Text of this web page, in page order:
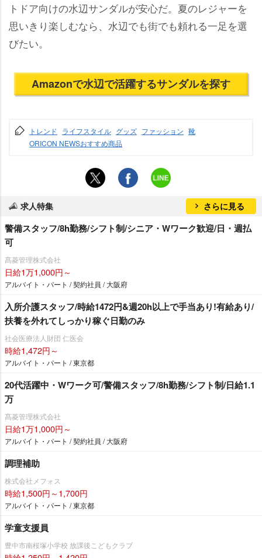
トドア向けの水辺サンダルが安心だ。夏のレジャーを
思いきり楽しむなら、水辺でも街でも頼れる一足を選
びたい。
Amazonで水辺で活躍するサンダルを探す
トレンド ライフスタイル グッズ ファッション 靴
ORICON NEWSおすすめ商品
求人特集 さらに見る
警備スタッフ/8h勤務/シフト制/シニア・Wワーク歓迎/日・週払
可
髙菱管理株式会社
日給1万1,000円～
アルバイト・パート / 契約社員 / 大阪府
入所介護スタッフ/時給1472円&週20h以上で手当あり!有給あり/
扶養を外れてしっかり稼ぐ日勤のみ
社会医療法人財団 仁医会
時給1,472円～
アルバイト・パート / 東京都
20代活躍中・Wワーク可/警備スタッフ/8h勤務/シフト制/日給1.1
万
髙菱管理株式会社
日給1万1,000円～
アルバイト・パート / 契約社員 / 大阪府
調理補助
株式会社メフォス
時給1,500円～1,700円
アルバイト・パート / 東京都
学童支援員
豊中市南桜塚小学校 放課後こどもクラブ